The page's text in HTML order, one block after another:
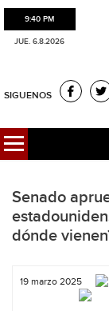
9:40 PM
JUE. 6.8.2026
SIGUENOS
Senado
dónde
19 marzo 2025